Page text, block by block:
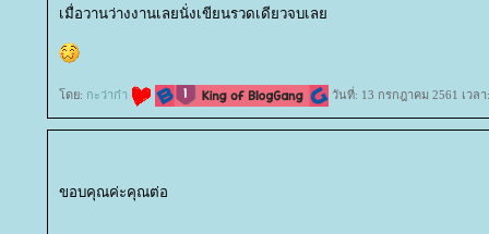
เมื่อวานว่างงานเลยนั่งเขียนรวดเดียวจบเล
ดย: กะว่าก๋า วันที่: 13 กรกฎาคม 2561 เวล
ขอบคุณค่ะคุณต่อ